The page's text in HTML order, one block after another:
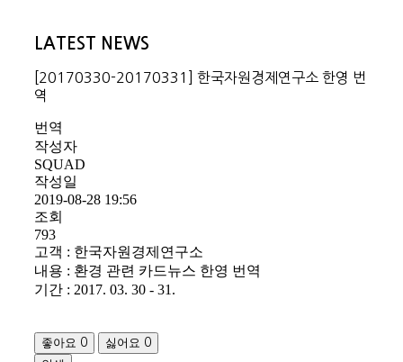
LATEST NEWS
[20170330-20170331] 한국자원경제연구소 한영 번
역
번역
작성자
SQUAD
작성일
2019-08-28 19:56
조회
793
고객 : 한국자원경제연구소
내용 : 환경 관련 카드뉴스 한영 번역
기간 : 2017. 03. 30 - 31.
좋아요 0 싫어요 0